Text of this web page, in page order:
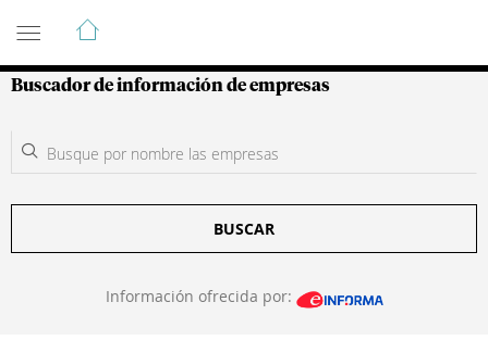
Guía de Empresas Colombianas
Buscador de información de empresas
BUSCAR
Información ofrecida por: